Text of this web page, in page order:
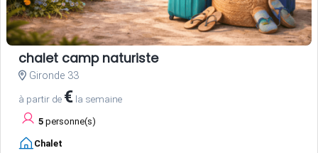
chalet camp naturiste
Gironde 33
à partir de € la semaine
5 personne(s)
Chalet